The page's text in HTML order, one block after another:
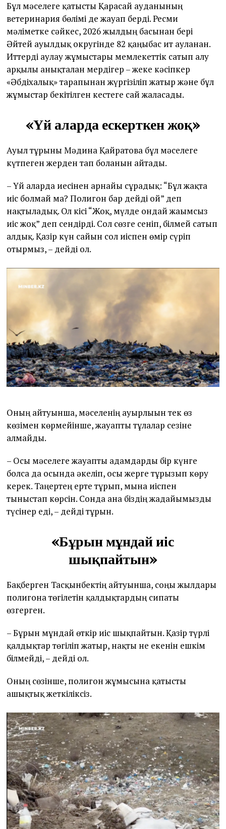
Бұл мәселеге қатысты Қарасай ауданының
ветеринария бөлімі де жауап берді. Ресми
мәліметке сәйкес, 2026 жылдың басынан бері
Әйтей ауылдық округінде 82 қаңғыбас ит ауланған.
Иттерді аулау жұмыстары мемлекеттік сатып алу
арқылы анықталған мердігер – жеке кәсіпкер
«Әбдіхалық» тарапынан жүргізіліп жатыр және бұл
жұмыстар бекітілген кестеге сай жалғасады.
«Үй аларда ескерткен жоқ»
Ауыл тұрғыны Мәдина Қайратова бұл мәселеге
күтпеген жерден тап болғанын айтады.
– Үй аларда иесінен арнайы сұрадық: “Бұл жақта
иіс болмай ма? Полигон бар дейді ғой” деп
нақтыладық. Ол кісі “Жоқ, мүлде ондай жағымсыз
иіс жоқ” деп сендірді. Сол сөзге сеніп, білмей сатып
алдық. Қазір күн сайын сол иіспен өмір сүріп
отырмыз, – дейді ол.
Оның айтуынша, мәселенің ауырлығын тек өз
көзімен көрмейінше, жауапты тұлғалар сезіне
алмайды.
– Осы мәселеге жауапты адамдарды бір күнге
болса да осында әкеліп, осы жерге тұрғызып көру
керек. Таңертең ерте тұрып, мына иіспен
тыныстап көрсін. Сонда ғана біздің жағдайымызды
түсінер еді, – дейді тұрғын.
«Бұрын мұндай иіс
шықпайтын»
Бақберген Тасқынбектің айтуынша, соңғы жылдары
полигонға төгілетін қалдықтардың сипаты
өзгерген.
– Бұрын мұндай өткір иіс шықпайтын. Қазір түрлі
қалдықтар төгіліп жатыр, нақты не екенін ешкім
білмейді, – дейді ол.
Оның сөзінше, полигон жұмысына қатысты
ашықтық жеткіліксіз.